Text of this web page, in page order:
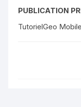
PUBLICATION
TutorielGeo